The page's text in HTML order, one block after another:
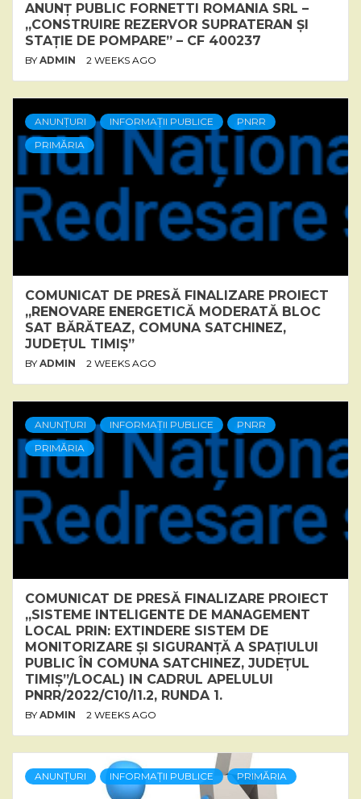
ANUNȚ PUBLIC FORNETTI ROMANIA SRL –
„CONSTRUIRE REZERVOR SUPRATERAN ȘI
STAȚIE DE POMPARE” – CF 400237
BY ADMIN 2 WEEKS AGO
ANUNȚURI INFORMAȚII PUBLICE
PNRR
PRIMĂRIA
COMUNICAT DE PRESĂ FINALIZARE PROIECT
„RENOVARE ENERGETICĂ MODERATĂ BLOC
SAT BĂRĂTEAZ, COMUNA SATCHINEZ,
JUDEȚUL TIMIȘ”
BY ADMIN 2 WEEKS AGO
ANUNȚURI INFORMAȚII PUBLICE
PNRR
PRIMĂRIA
COMUNICAT DE PRESĂ FINALIZARE PROIECT
„SISTEME INTELIGENTE DE MANAGEMENT
LOCAL PRIN: EXTINDERE SISTEM DE
MONITORIZARE ȘI SIGURANȚĂ A SPAȚIULUI
PUBLIC ÎN COMUNA SATCHINEZ, JUDEȚUL
TIMIȘ”/LOCAL) IN CADRUL APELULUI
PNRR/2022/C10/I1.2, RUNDA 1.
BY ADMIN 2 WEEKS AGO
ANUNȚURI INFORMAȚII PUBLICE PRIMĂRIA